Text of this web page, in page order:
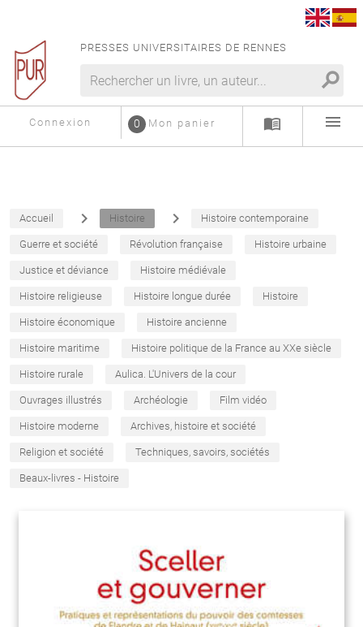
PRESSES UNIVERSITAIRES DE RENNES
search
Connexion Mon panier
0 menu_book menu
Accueil navigate_next Histoire navigate_next Histoire contemporaine
Guerre et société Révolution française Histoire urbaine
Justice et déviance Histoire médiévale
Histoire religieuse Histoire longue durée Histoire
Histoire économique Histoire ancienne
Histoire maritime Histoire politique de la France au XXe siècle
Histoire rurale Aulica. L'Univers de la cour
Ouvrages illustrés Archéologie Film vidéo
Histoire moderne Archives, histoire et société
Religion et société Techniques, savoirs, sociétés
Beaux-livres - Histoire